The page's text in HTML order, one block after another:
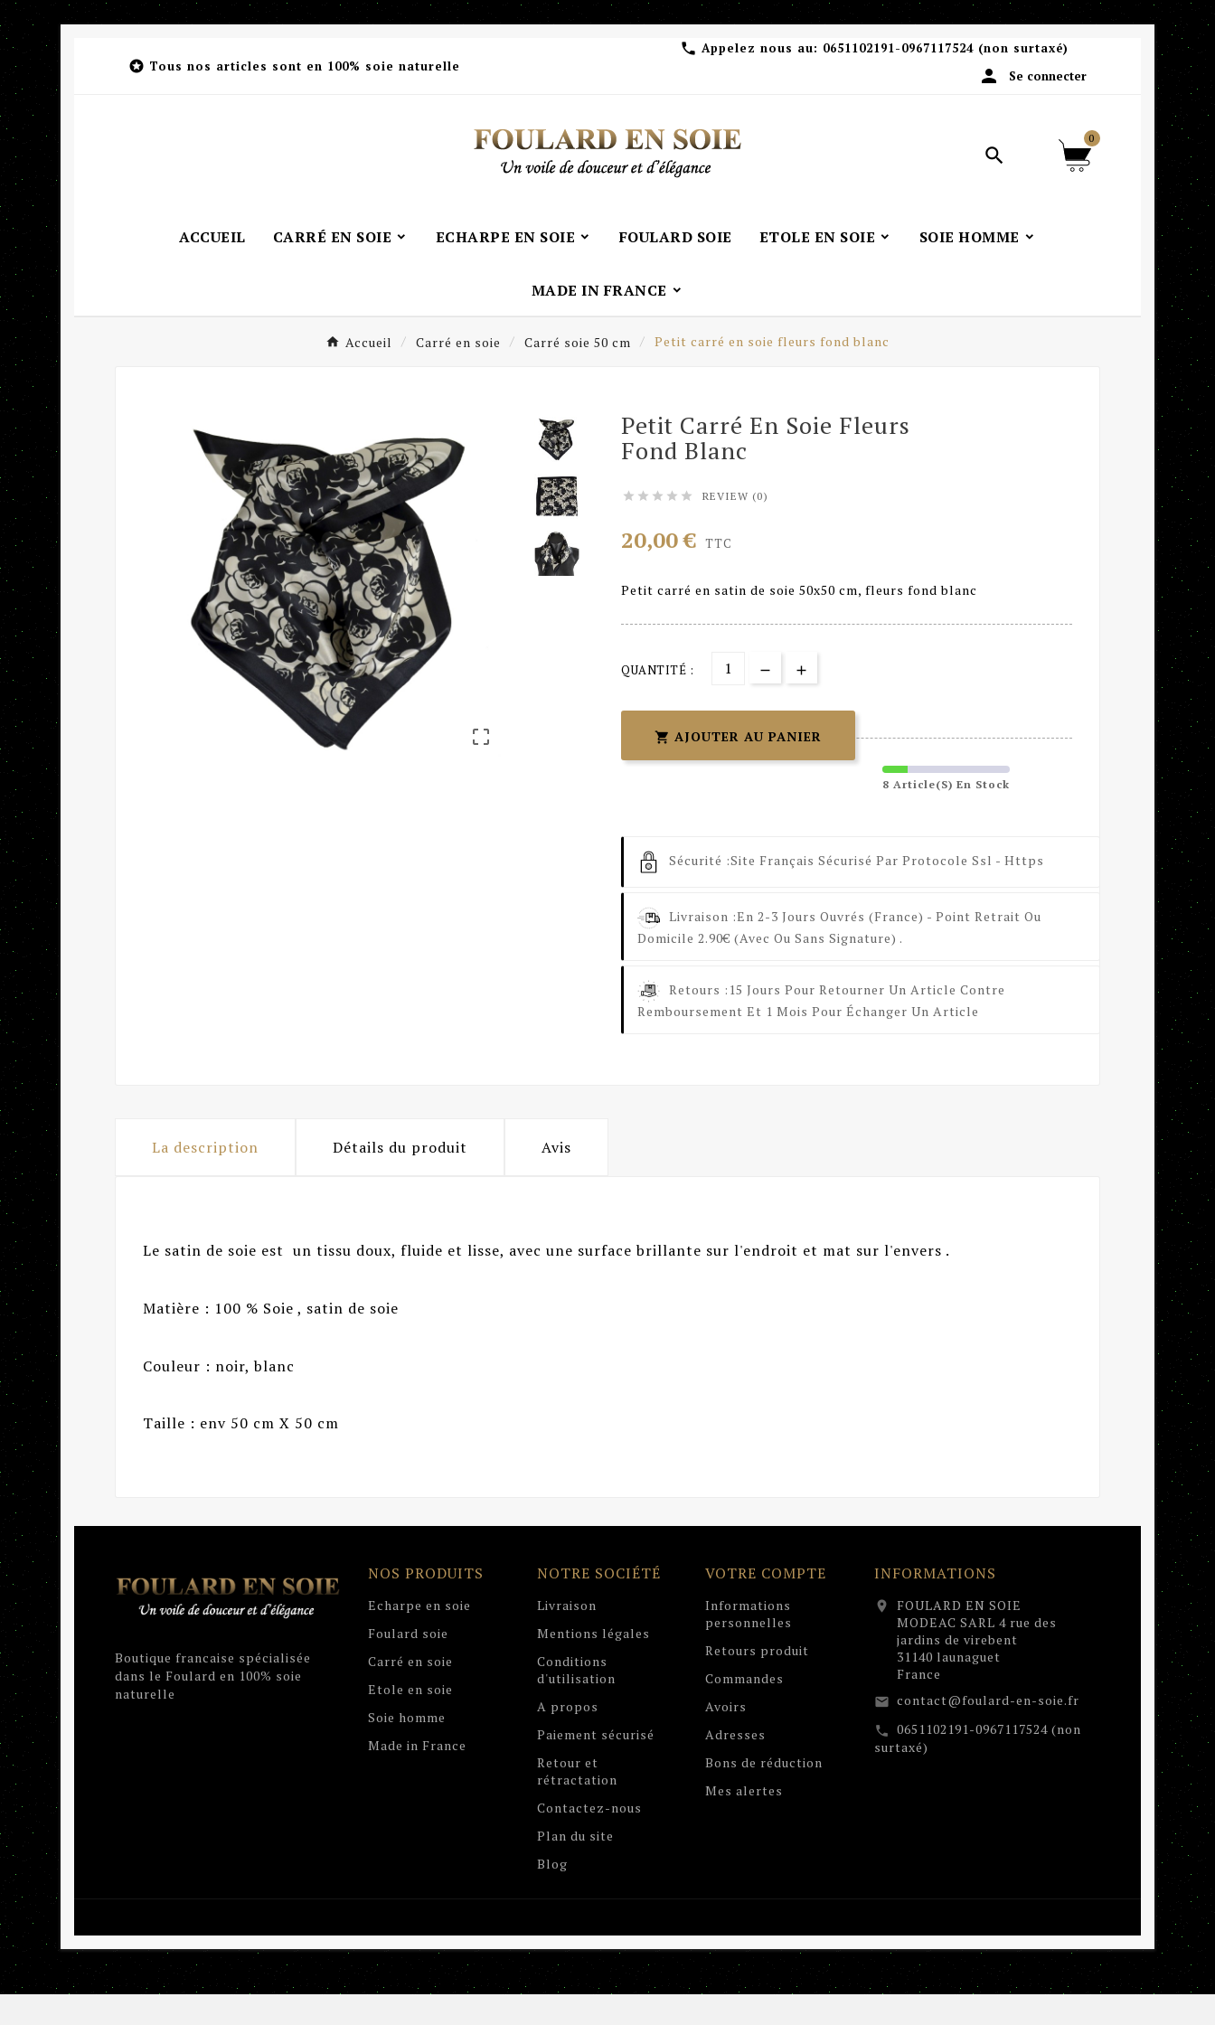
 Tous nos articles sont en 100% soie naturelle
 Appelez nous au: 0651102191-0967117524 (non surtaxé)
 Se connecter

0
ACCUEIL CARRÉ EN SOIE ECHARPE EN SOIE FOULARD SOIE ETOLE EN SOIE SOIE HOMME
MADE IN FRANCE
Accueil Carré en soie Carré soie 50 cm Petit carré en soie fleurs fond blanc

Petit Carré En Soie Fleurs
Fond Blanc
     REVIEW (0)
20,00 € TTC
Petit carré en satin de soie 50x50 cm, fleurs fond blanc
QUANTITÉ :
 AJOUTER AU PANIER
8 Article(s) En Stock
Sécurité :Site Français Sécurisé Par Protocole Ssl - Https
Livraison :En 2-3 Jours Ouvrés (France) - Point Retrait Ou
Domicile 2.90€ (avec Ou Sans Signature) .
Retours : 15 Jours Pour Retourner Un Article Contre
Remboursement Et 1 Mois Pour Échanger Un Article
La description Détails du produit Avis
Le satin de soie est un tissu doux, fluide et lisse, avec une surface brillante sur l'endroit et mat sur l'envers .
Matière : 100 % Soie , satin de soie
Couleur : noir, blanc
Taille : env 50 cm X 50 cm
Boutique francaise spécialisée
dans le Foulard en 100% soie
naturelle
NOS PRODUITS
Echarpe en soie
Foulard soie
Carré en soie
Etole en soie
Soie homme
Made in France
NOTRE SOCIÉTÉ
Livraison
Mentions légales
Conditions
d'utilisation
A propos
Paiement sécurisé
Retour et
rétractation
Contactez-nous
Plan du site
Blog
VOTRE COMPTE
Informations
personnelles
Retours produit
Commandes
Avoirs
Adresses
Bons de réduction
Mes alertes
INFORMATIONS
location_on
FOULARD EN SOIE
MODEAC SARL 4 rue des
jardins de virebent
31140 launaguet
France
email contact@foulard-en-soie.fr
call 0651102191-0967117524 (non
surtaxé)